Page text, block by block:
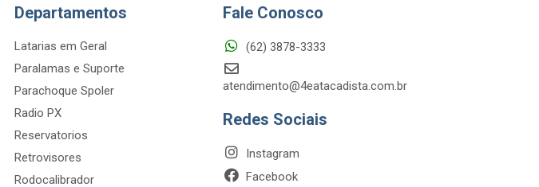
Departamentos
Latarias em Geral
Paralamas e Suporte
Parachoque Spoler
Radio PX
Reservatorios
Retrovisores
Rodocalibrador
Fale Conosco
(62) 3878-3333
atendimento@4eatacadista.com.br
Redes Sociais
Instagram
Facebook